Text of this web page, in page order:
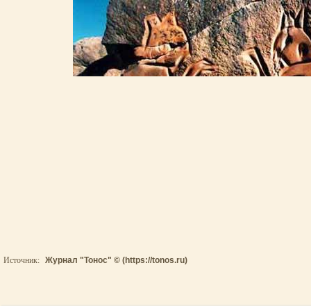
Источник: Журнал "Тонос" © (https://tonos.ru)